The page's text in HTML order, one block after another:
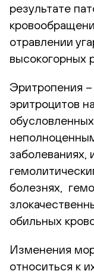
результате
отравлении
высокогорных
Эритропения
эритроцитов
заболеваниях,
болезнях,
обильных
Изменения
относиться к